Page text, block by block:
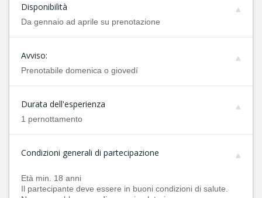
Disponibilità
Da gennaio ad aprile su prenotazione
Avviso:
Prenotabile domenica o giovedí
Durata dell'esperienza
1 pernottamento
Condizioni generali di partecipazione
Età min. 18 anni
Il partecipante deve essere in buoni condizioni di salute.